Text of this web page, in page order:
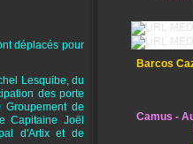
déplacés pour
Lesquibe, du
des porte
de
Capitaine Joël
d'Artix et de
Barcos
Camus -